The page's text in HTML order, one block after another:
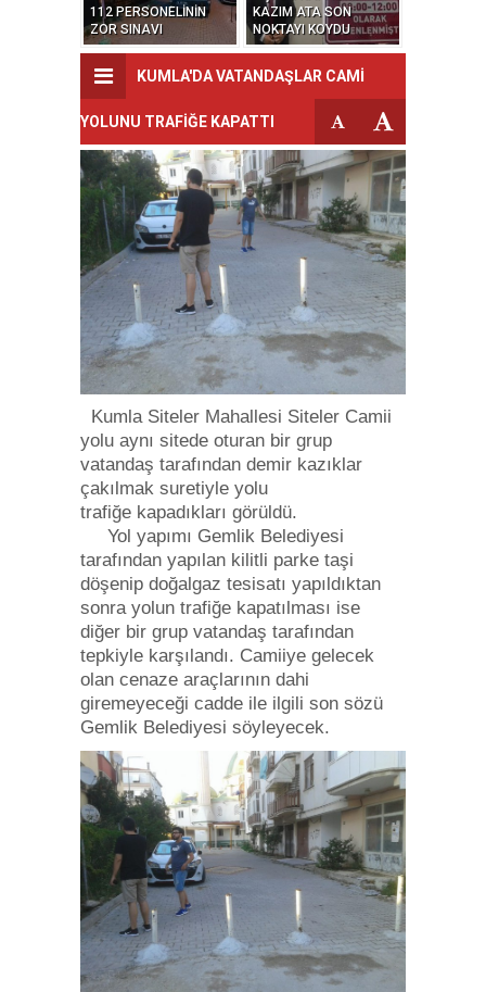
112 PERSONELİNİN
ZOR SINAVI
KAZIM ATA SON
NOKTAYI KOYDU
KUMLA'DA VATANDAŞLAR CAMİ
YOLUNU TRAFİĞE KAPATTI
Kumla Siteler Mahallesi Siteler Camii
yolu aynı sitede oturan bir grup
vatandaş tarafından demir kazıklar
çakılmak suretiyle yolu
trafiğe kapadıkları görüldü.
Yol yapımı Gemlik Belediyesi
tarafından yapılan kilitli parke taşi
döşenip doğalgaz tesisatı yapıldıktan
sonra yolun trafiğe kapatılması ise
diğer bir grup vatandaş tarafından
tepkiyle karşılandı. Camiiye gelecek
olan cenaze araçlarının dahi
giremeyeceği cadde ile ilgili son sözü
Gemlik Belediyesi söyleyecek.